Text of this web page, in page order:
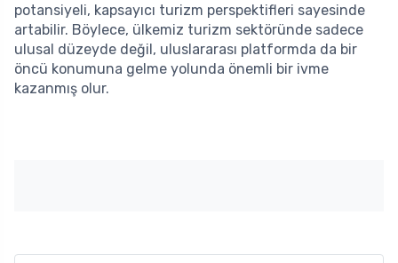
potansiyeli, kapsayıcı turizm perspektifleri sayesinde
artabilir. Böylece, ülkemiz turizm sektöründe sadece
ulusal düzeyde değil, uluslararası platformda da bir
öncü konumuna gelme yolunda önemli bir ivme
kazanmış olur.